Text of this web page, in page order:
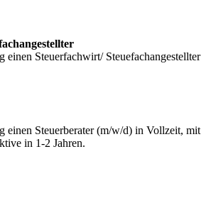
einen Steuerfachwirt/ Steuefachangestellter
einen Steuerberater (m/w/d) in Vollzeit, mit
in 1-2 Jahren.